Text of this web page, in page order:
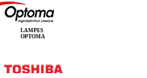
LAMPES
OPTOMA